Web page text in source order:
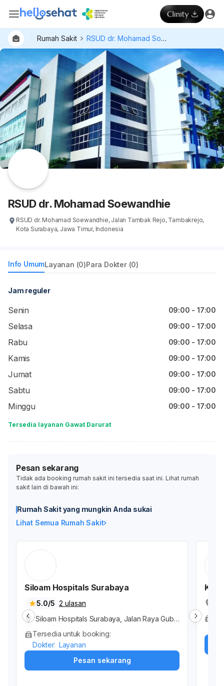
Rumah Sakit RSUD dr. Mohamad Soewandhie
RSUD dr. Mohamad Soewandhie
RSUD dr. Mohamad Soewandhie, Jalan Tambak Rejo, Tambakrejo,
Kota Surabaya, Jawa Timur, Indonesia
Info UmumLayanan (0)Para Dokter (0)
Jam reguler
Senin 09:00 - 17:00
Selasa 09:00 - 17:00
Rabu 09:00 - 17:00
Kamis 09:00 - 17:00
Jumat 09:00 - 17:00
Sabtu 09:00 - 17:00
Minggu 09:00 - 17:00
Tersedia layanan Gawat Darurat
Pesan sekarang
Tidak ada booking rumah sakit ini tersedia saat ini. Lihat rumah
sakit lain di bawah ini:
Rumah Sakit yang mungkin Anda sukai
Lihat Semua Rumah Sakit
Siloam Hospitals Surabaya
5.0/5 2 ulasan
Siloam Hospitals Surabaya, Jalan Raya Gube
ng, Gubeng, Surabaya, Jawa Timur, Indonesi
a
Tersedia untuk booking:
Dokter Layanan
Pesan sekarang